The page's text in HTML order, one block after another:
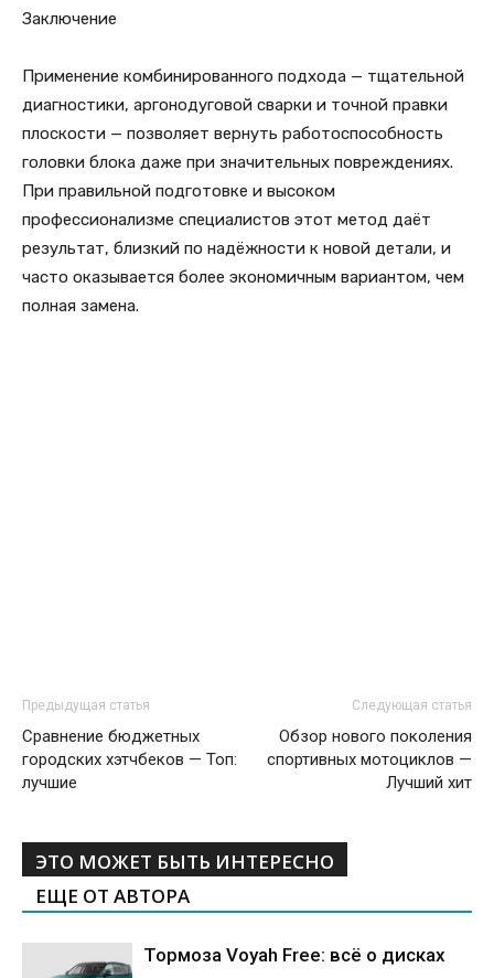
Заключение
Применение комбинированного подхода — тщательной
диагностики, аргонодуговой сварки и точной правки
плоскости — позволяет вернуть работоспособность
головки блока даже при значительных повреждениях.
При правильной подготовке и высоком
профессионализме специалистов этот метод даёт
результат, близкий по надёжности к новой детали, и
часто оказывается более экономичным вариантом, чем
полная замена.
Предыдущая статья
Сравнение бюджетных
городских хэтчбеков — Топ:
лучшие
Следующая статья
Обзор нового поколения
спортивных мотоциклов —
Лучший хит
ЭТО МОЖЕТ БЫТЬ ИНТЕРЕСНО
ЕЩЕ ОТ АВТОРА
Тормоза Voyah Free: всё о дисках